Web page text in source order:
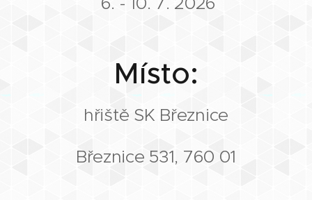
Místo:
hřiště SK Březnice
Březnice 531, 760 01